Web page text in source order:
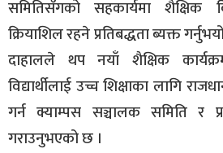
समितिसँगको सहकार्यमा
क्रियाशिल रहने प्रतिबद्धता ब्यक्त
दाहालले थप नयाँ शैक्षिक
विद्यार्थीलाई उच्च शिक्षाका लागि
गर्न क्याम्पस सञ्चालक समिति र
गराउनुभएको छ ।